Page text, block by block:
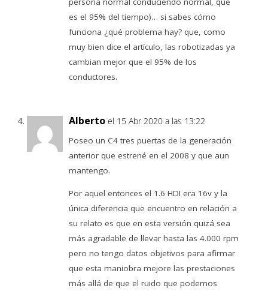
es el 95% del tiempo)… si sabes cómo
funciona ¿qué problema hay? que, como
muy bien dice el artículo, las robotizadas ya
cambian mejor que el 95% de los
conductores.
Alberto el 15 Abr 2020 a las 13:22
Poseo un C4 tres puertas de la generación
anterior que estrené en el 2008 y que aun
mantengo.
Por aquel entonces el 1.6 HDI era 16v y la
única diferencia que encuentro en relación a
su relato es que en esta versión quizá sea
más agradable de llevar hasta las 4.000 rpm
pero no tengo datos objetivos para afirmar
que esta maniobra mejore las prestaciones
más allá de que el ruido que podemos